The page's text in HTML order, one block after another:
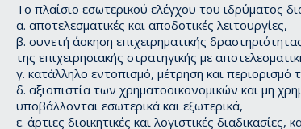
Το πλαίσιο εσωτερικού ελέγχου του ιδρύματος
α. αποτελεσματικές και αποδοτικές λειτουργίες,
β. συνετή άσκηση επιχειρηματικής
της επιχειρησιακής στρατηγικής με
γ. κατάλληλο εντοπισμό, μέτρηση και περιορισμό
δ. αξιοπιστία των χρηματοοικονομικών και μη
υποβάλλονται εσωτερικά και εξωτερικά,
ε. άρτιες διοικητικές και λογιστικές διαδικασίες,